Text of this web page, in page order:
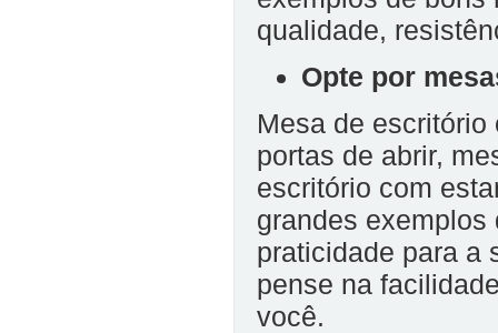
qualidade,
Opte por
Mesa de
portas de abrir,
escritório com
grandes
praticidade para a
pense na
você.